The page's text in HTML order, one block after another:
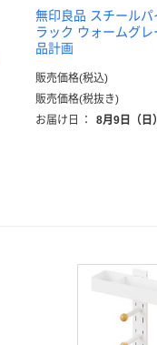
無印良品 スチールパ
ラック ウォームグ
品計画
販売価格(税込)
販売価格(税抜き)
お届け日
： 8月9日（日）